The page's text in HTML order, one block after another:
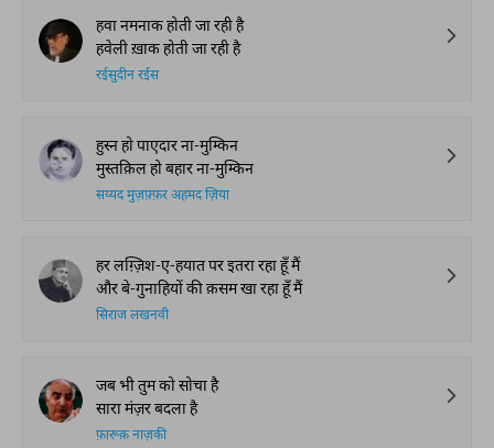
हवा नमनाक होती जा रही है
हवेली ख़ाक होती जा रही है
रईसुदीन रईस
हुस्न हो पाएदार ना-मुम्किन
मुस्तक़िल हो बहार ना-मुम्किन
सय्यद मुज़फ़्फ़र अहमद ज़िया
हर लग़्ज़िश-ए-हयात पर इतरा रहा हूँ मैं
और बे-गुनाहियों की क़सम खा रहा हूँ मैं
सिराज लखनवी
जब भी तुम को सोचा है
सारा मंज़र बदला है
फ़ारूक़ नाज़की